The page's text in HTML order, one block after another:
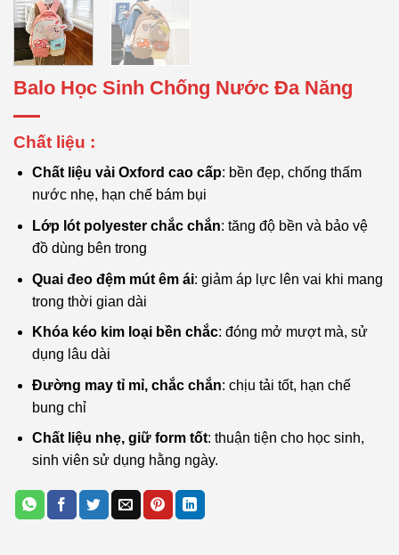
Balo Học Sinh Chống Nước Đa Năng
Chất liệu :
Chất liệu vải Oxford cao cấp: bền đẹp, chống thấm
nước nhẹ, hạn chế bám bụi
Lớp lót polyester chắc chắn: tăng độ bền và bảo vệ
đồ dùng bên trong
Quai đeo đệm mút êm ái: giảm áp lực lên vai khi mang
trong thời gian dài
Khóa kéo kim loại bền chắc: đóng mở mượt mà, sử
dụng lâu dài
Đường may tỉ mỉ, chắc chắn: chịu tải tốt, hạn chế
bung chỉ
Chất liệu nhẹ, giữ form tốt: thuận tiện cho học sinh,
sinh viên sử dụng hằng ngày.